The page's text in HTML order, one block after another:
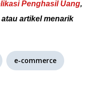
Penghasil Uang,
atau artikel menarik
e-commerce